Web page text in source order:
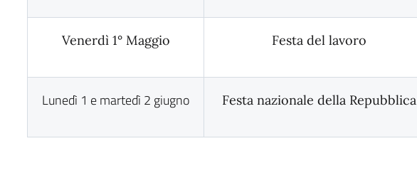
Venerdì 1° Maggio Festa del lavoro
Lunedì 1 e martedì 2 giugno Festa nazionale della Repubblica